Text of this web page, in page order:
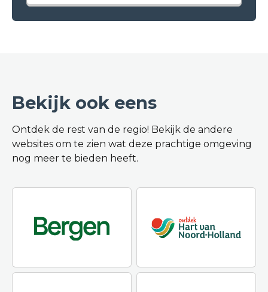
Bekijk ook eens
Ontdek de rest van de regio! Bekijk de andere
websites om te zien wat deze prachtige omgeving
nog meer te bieden heeft.